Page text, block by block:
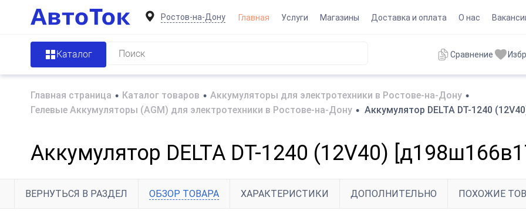
Ростов-на-Дону Главная Услуги Магазины Доставка и оплата О нас
Каталог Сравнение
Главная страница • Каталог товаров • Аккумуляторы для электротехники в Ростове-на-Дону •
Гелевые Аккумуляторы (AGM) для электротехники в Ростове-на-Дону • Аккумулятор DELTA DT-1240
Аккумулятор DELTA DT-1240 (12V40)
ВЕРНУТЬСЯ В РАЗДЕЛ ОБЗОР ТОВАРА ХАРАКТЕРИСТИКИ ДОПОЛНИТЕЛЬНО ПОХОЖИЕ